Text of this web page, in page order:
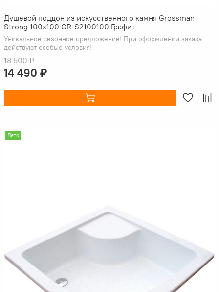
Душевой поддон из искусственного камня Grossman
Strong 100x100 GR-S2100100 Графит
Уникальное сезонное предложение! При оформлении заказа
действуют особые условия!
18 500 ₽
14 490 ₽
Лето